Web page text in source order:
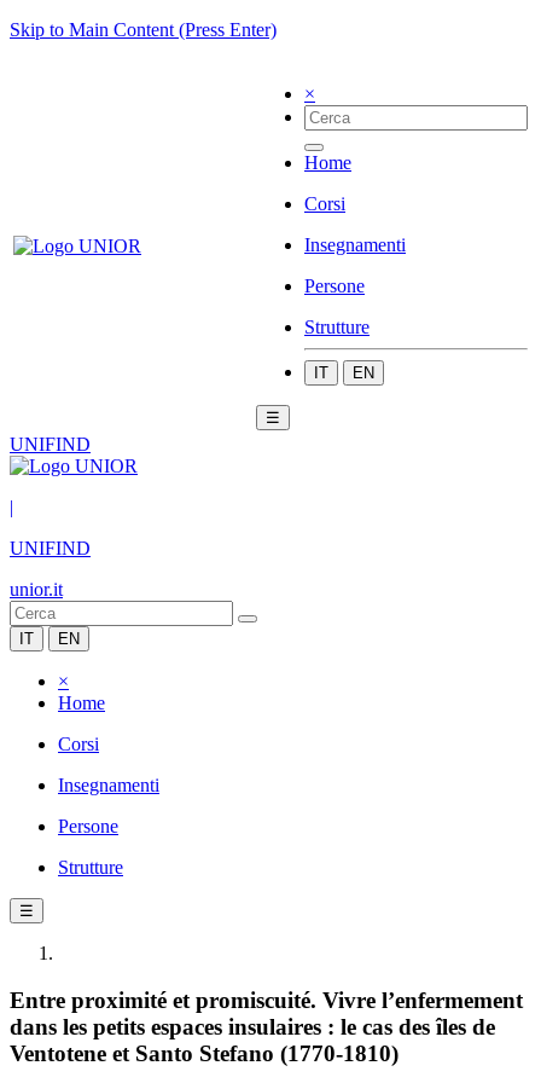
Skip to Main Content (Press Enter)
×
Home
Corsi
Insegnamenti
Persone
Strutture
IT EN
☰
UNIFIND
|
UNIFIND
unior.it
IT EN
×
Home
Corsi
Insegnamenti
Persone
Strutture
☰
Entre proximité et promiscuité. Vivre l’enfermement
dans les petits espaces insulaires : le cas des îles de
Ventotene et Santo Stefano (1770-1810)